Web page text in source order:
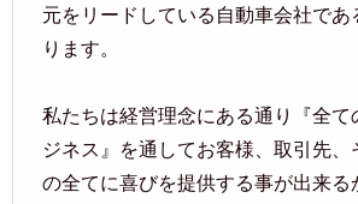
元をリードしている自動車会社であ
ります。
私たちは経営理念にある通り『全て
ジネス』を通してお客様、取引先、
の全てに喜びを提供する事が出来る